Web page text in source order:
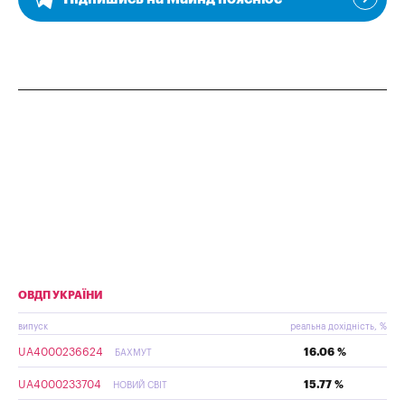
ОВДП УКРАЇНИ
випуск реальна дохідність, %
UA4000236624 БАХМУТ 16.06 %
UA4000233704 НОВИЙ СВІТ 15.77 %